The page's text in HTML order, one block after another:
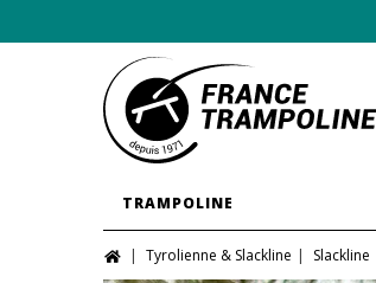
TRAMPOLINE
Tyrolienne & Slackline Slackline